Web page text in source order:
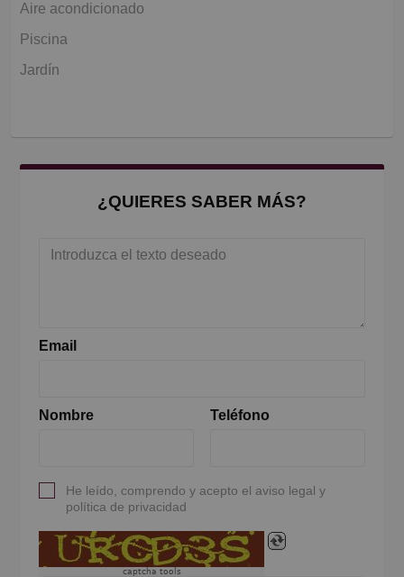
Aire acondicionado
Piscina
Jardín
¿QUIERES SABER MÁS?
Email
Nombre Teléfono
He leído, comprendo y acepto el aviso legal y
política de privacidad
captcha tools